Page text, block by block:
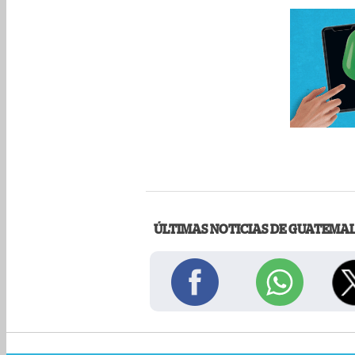
ÚLTIMAS NOTICIAS DE